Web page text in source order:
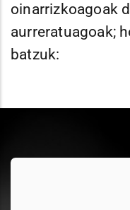
oinarrizkoagoak
aurreratuagoak;
batzuk: